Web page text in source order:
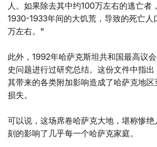
人。如果除去其中约100万左右的逃亡者
1930-1933年间的大饥荒，导致的死亡人
万左右。"
此外，1992年哈萨克斯坦共和国最高议
史问题进行过研究总结。这份文件中指出
其带来的各类附加影响造成了哈萨克地
损失。
可以说，这场席卷哈萨克大地，堪称惨
刻的影响了几乎每一个哈萨克家庭。